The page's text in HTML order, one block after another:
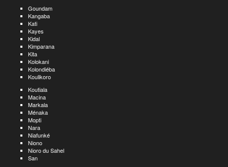
Goundam
Kangaba
Kati
Kayes
Kidal
Kimparana
Kita
Kolokani
Kolondiéba
Koulikoro
Koutiala
Macina
Markala
Ménaka
Mopti
Nara
Niafunké
Niono
Nioro du Sahel
San